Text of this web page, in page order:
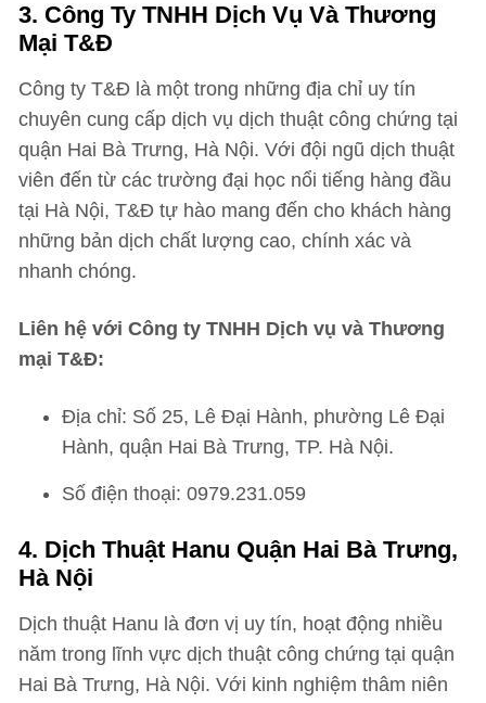
3. Công Ty TNHH Dịch Vụ Và Thương
Mại T&Đ
Công ty T&Đ là một trong những địa chỉ uy tín
chuyên cung cấp dịch vụ dịch thuật công chứng tại
quận Hai Bà Trưng, Hà Nội. Với đội ngũ dịch thuật
viên đến từ các trường đại học nổi tiếng hàng đầu
tại Hà Nội, T&Đ tự hào mang đến cho khách hàng
những bản dịch chất lượng cao, chính xác và
nhanh chóng.
Liên hệ với Công ty TNHH Dịch vụ và Thương
mại T&Đ:
Địa chỉ: Số 25, Lê Đại Hành, phường Lê Đại
Hành, quận Hai Bà Trưng, TP. Hà Nội.
Số điện thoại: 0979.231.059
4. Dịch Thuật Hanu Quận Hai Bà Trưng,
Hà Nội
Dịch thuật Hanu là đơn vị uy tín, hoạt động nhiều
năm trong lĩnh vực dịch thuật công chứng tại quận
Hai Bà Trưng, Hà Nội. Với kinh nghiệm thâm niên